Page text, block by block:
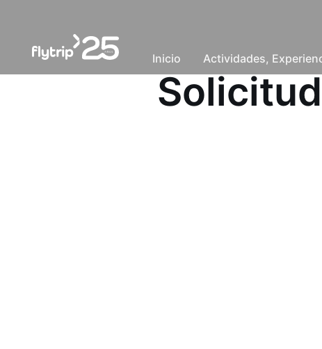
Inicio Actividades,